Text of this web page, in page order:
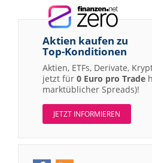
Aktien kaufen zu
Top-Konditionen
Aktien, ETFs, Derivate,
jetzt für 0 Euro pro Trade
marktüblicher Spreads)!
JETZT INFORMIEREN